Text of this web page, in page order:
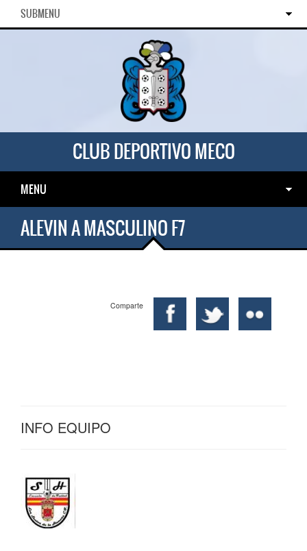
SUBMENU
CLUB DEPORTIVO MECO
MENU
ALEVIN A MASCULINO F7
Comparte
INFO EQUIPO